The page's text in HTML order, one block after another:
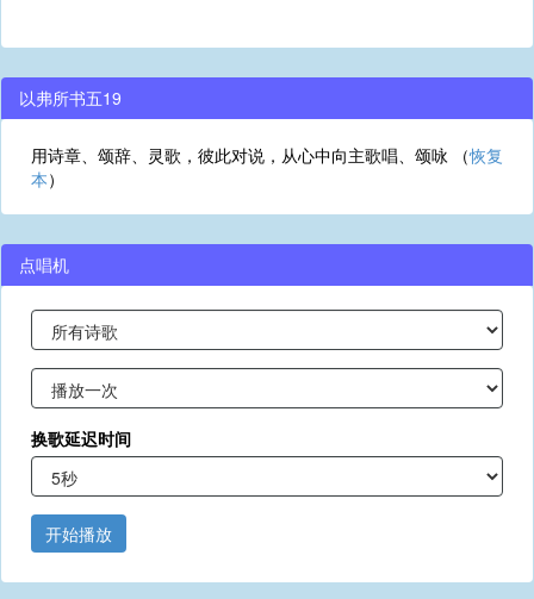
以弗所书五19
用诗章、颂辞、灵歌，彼此对说，从心中向主歌唱、颂咏 （恢复
本）
点唱机
换歌延迟时间
开始播放